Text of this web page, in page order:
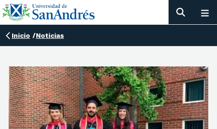
Inicio /Noticias